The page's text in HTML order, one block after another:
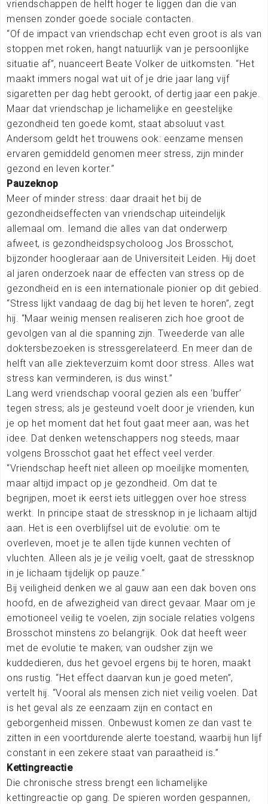
vriendschappen de helft hoger te liggen dan die van
mensen zonder goede sociale contacten.
“Of de impact van vriendschap echt even groot is als van
stoppen met roken, hangt natuurlijk van je persoonlijke
situatie af”, nuanceert Beate Volker de uitkomsten. “Het
maakt immers nogal wat uit of je drie jaar lang vijf
sigaretten per dag hebt gerookt, of dertig jaar een pakje.
Maar dat vriendschap je lichamelijke en geestelijke
gezondheid ten goede komt, staat absoluut vast.
Andersom geldt het trouwens ook: eenzame mensen
ervaren gemiddeld genomen meer stress, zijn minder
gezond en leven korter.”
Pauzeknop
Meer of minder stress: daar draait het bij de
gezondheidseffecten van vriendschap uiteindelijk
allemaal om. Iemand die alles van dat onderwerp
afweet, is gezondheidspsycholoog Jos Brosschot,
bijzonder hoogleraar aan de Universiteit Leiden. Hij doet
al jaren onderzoek naar de effecten van stress op de
gezondheid en is een internationale pionier op dit gebied.
“Stress lijkt vandaag de dag bij het leven te horen”, zegt
hij. “Maar weinig mensen realiseren zich hoe groot de
gevolgen van al die spanning zijn. Tweederde van alle
doktersbezoeken is stressgerelateerd. En meer dan de
helft van alle ziekteverzuim komt door stress. Alles wat
stress kan verminderen, is dus winst.”
Lang werd vriendschap vooral gezien als een ‘buffer’
tegen stress; als je gesteund voelt door je vrienden, kun
je op het moment dat het fout gaat meer aan, was het
idee. Dat denken wetenschappers nog steeds, maar
volgens Brosschot gaat het effect veel verder.
“Vriendschap heeft niet alleen op moeilijke momenten,
maar altijd impact op je gezondheid. Om dat te
begrijpen, moet ik eerst iets uitleggen over hoe stress
werkt. In principe staat de stressknop in je lichaam altijd
aan. Het is een overblijfsel uit de evolutie: om te
overleven, moet je te allen tijde kunnen vechten of
vluchten. Alleen als je je veilig voelt, gaat de stressknop
in je lichaam tijdelijk op pauze.”
Bij veiligheid denken we al gauw aan een dak boven ons
hoofd, en de afwezigheid van direct gevaar. Maar om je
emotioneel veilig te voelen, zijn sociale relaties volgens
Brosschot minstens zo belangrijk. Ook dat heeft weer
met de evolutie te maken; van oudsher zijn we
kuddedieren, dus het gevoel ergens bij te horen, maakt
ons rustig. “Het effect daarvan kun je goed meten”,
vertelt hij. “Vooral als mensen zich niet veilig voelen. Dat
is het geval als ze eenzaam zijn en contact en
geborgenheid missen. Onbewust komen ze dan vast te
zitten in een voortdurende alerte toestand, waarbij hun lijf
constant in een zekere staat van paraatheid is.”
Kettingreactie
Die chronische stress brengt een lichamelijke
kettingreactie op gang. De spieren worden gespannen,